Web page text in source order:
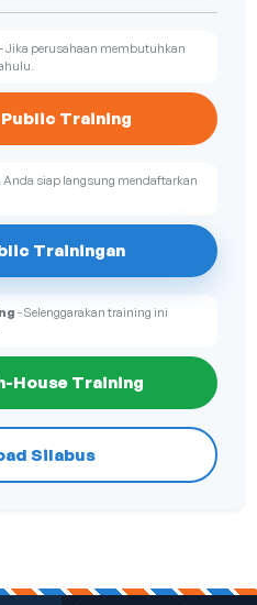
- Jika perusahaan membutuhkan
Public Training
Anda siap langsung mendaftarkan
Trainingan
- Selenggarakan training ini
House Training
Silabus